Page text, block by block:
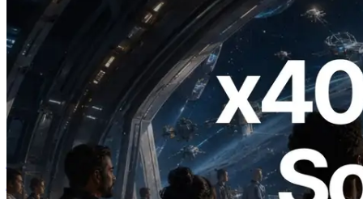
2026.07.04
ERPC ने x402 समर्थित Solana RPC लॉन्च
किया — AI एजेंट अब जरूरत के API के लिए ऑन-
डिमांड भुगतान कर सकते हैं